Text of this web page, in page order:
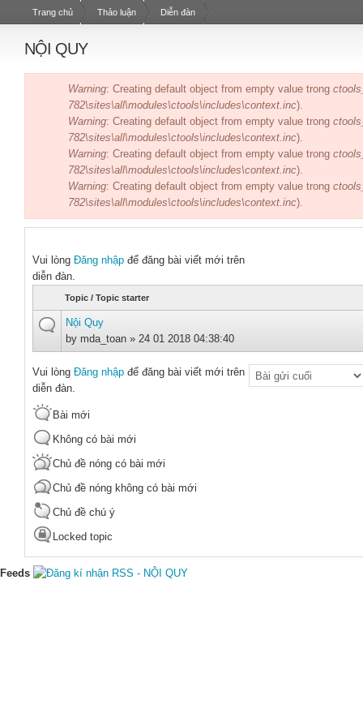
Trang chủ Thảo luận Diễn đàn
NỘI QUY
Thông báo lỗi
Warning: Creating default object from empty value trong
782\sites\all\modules\ctools\includes\context.inc).
Warning: Creating default object from empty value trong
782\sites\all\modules\ctools\includes\context.inc).
Warning: Creating default object from empty value trong
782\sites\all\modules\ctools\includes\context.inc).
Warning: Creating default object from empty value trong
782\sites\all\modules\ctools\includes\context.inc).
Vui lòng Đăng nhập để đăng bài viết mới trên
diễn đàn.
Topic / Topic starter
Nội Quy
by mda_toan » 24 01 2018 04:38:40
Vui lòng Đăng nhập để đăng bài viết mới trên
diễn đàn.
Order by
Bài mới
Không có bài mới
Chủ đề nóng có bài mới
Chủ đề nóng không có bài mới
Chủ đề chú ý
Locked topic
Feeds